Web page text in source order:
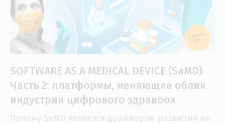
SOFTWARE AS A MEDICAL DEVICE (SaMD).
Часть 2: платформы, меняющие облик
индустрии цифрового здравоох
Почему SaMD является драйвером развития не